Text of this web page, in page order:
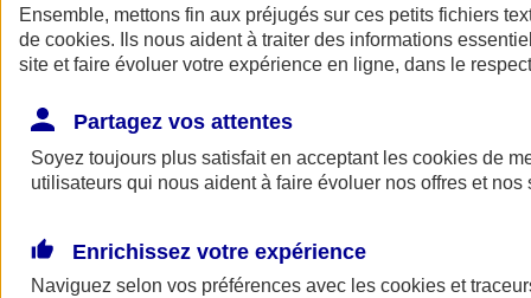
Ensemble, mettons fin aux préjugés sur ces petits fichiers
de cookies. Ils nous aident à traiter des informations
site et faire évoluer votre expérience en ligne, dans le
Partagez vos attentes
Soyez toujours plus satisfait en acceptant les cookies de
utilisateurs qui nous aident à faire évoluer nos offres et nos
Enrichissez votre expérience
Naviguez selon vos préférences avec les cookies et